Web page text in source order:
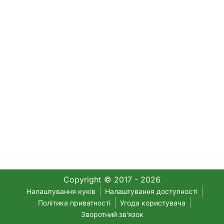
Copyright © 2017 - 2026
Налаштування куків
Налаштування доступності
Політика приватності
Угода користувача
Зворотний зв'язок